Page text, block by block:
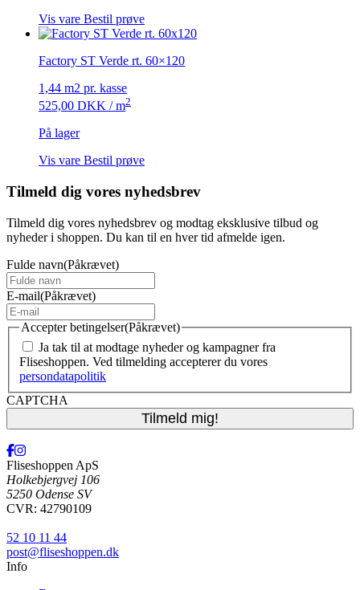
Vis vare Bestil prøve
Factory ST Verde rt. 60×120
1,44 m2 pr. kasse
525,00 DKK / m2
På lager
Vis vare Bestil prøve
Tilmeld dig vores nyhedsbrev
Tilmeld dig vores nyhedsbrev og modtag eksklusive tilbud og
nyheder i shoppen. Du kan til en hver tid afmelde igen.
Fulde navn(Påkrævet)
E-mail(Påkrævet)
Accepter betingelser(Påkrævet)
Ja tak til at modtage nyheder og kampagner fra
Fliseshoppen. Ved tilmelding accepterer du vores
persondatapolitik
CAPTCHA
Fliseshoppen ApS
Holkebjergvej 106
5250 Odense SV
CVR: 42790109
52 10 11 44
post@fliseshoppen.dk
Info